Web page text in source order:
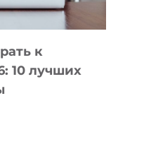
к
10 лучших